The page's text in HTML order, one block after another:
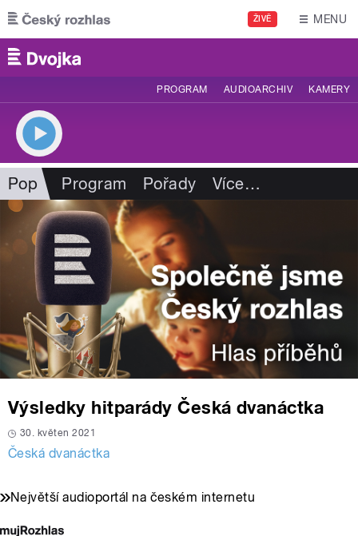
Přejít k hlavnímu obsahu
ŽIVĚ MENU
PROGRAM AUDIOARCHIV KAMERY
Pop Program Pořady Více…
Výsledky hitparády Česká dvanáctka
30. květen 2021
Česká dvanáctka
Největší audioportál na českém internetu